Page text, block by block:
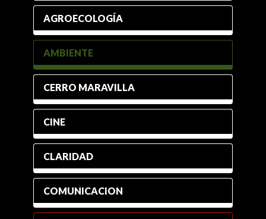
AGROECOLOGÍA
AMBIENTE
CERRO MARAVILLA
CINE
CLARIDAD
COMUNICACION